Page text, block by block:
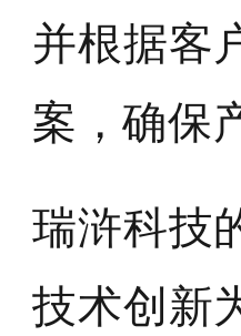
并根据客
案，确保
瑞浒科技
技术创新